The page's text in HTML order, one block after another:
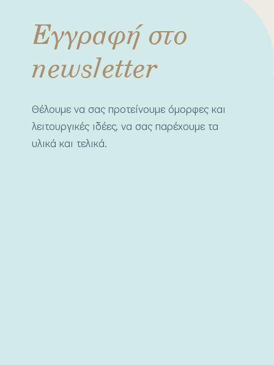
Εγγραφή στο
newsletter
Θέλουμε να σας προτείνουμε όμορφες και
λειτουργικές ιδέες, να σας παρέχουμε τα
υλικά και τελικά.